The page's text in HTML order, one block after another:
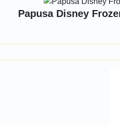
Papusa Disney